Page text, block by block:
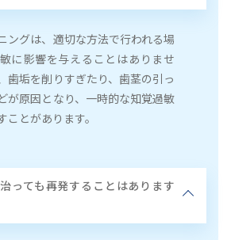
ングは、適切な方法で行われる場
に影響を与えることはありませ
歯垢を削りすぎたり、歯茎の引っ
が原因となり、一時的な知覚過敏
ことがあります。
っても再発することはあります